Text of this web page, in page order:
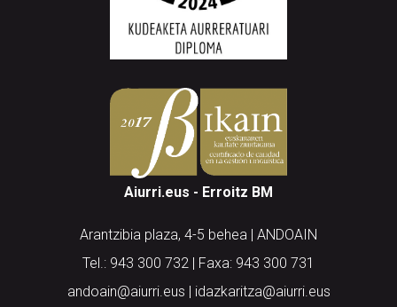
Aiurri.eus - Erroitz BM
Arantzibia plaza, 4-5 behea | ANDOAIN
Tel.: 943 300 732 | Faxa: 943 300 731
andoain@aiurri.eus | idazkaritza@aiurri.eus